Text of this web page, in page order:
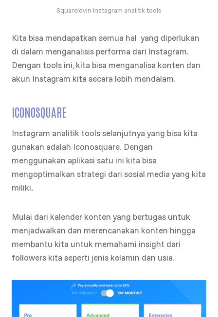
Squarelovin Instagram analitik tools
Kita bisa mendapatkan semua hal yang diperlukan
di dalam menganalisis performa dari Instagram.
Dengan tools ini, kita bisa menganalisa konten dan
akun Instagram kita secara lebih mendalam.
ICONOSQUARE
Instagram analitik tools selanjutnya yang bisa kita
gunakan adalah Iconosquare. Dengan
menggunakan aplikasi satu ini kita bisa
mengoptimalkan strategi dari sosial media yang kita
miliki.
Mulai dari kalender konten yang bertugas untuk
menjadwalkan dan merencanakan konten hingga
membantu kita untuk memahami insight dari
followers kita seperti jenis kelamin dan usia.